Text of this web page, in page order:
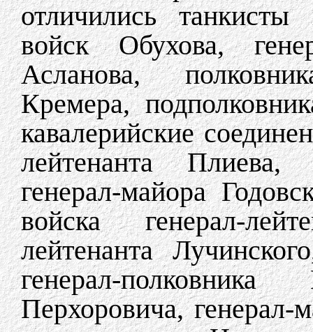
отличились танкисты
войск Обухова,
Асланова,
Кремера,
кавалерийские
лейтенанта Плиева,
генерал-майора
войска генерал-
лейтенанта
генерал-полковника
Перхоровича, генерал-